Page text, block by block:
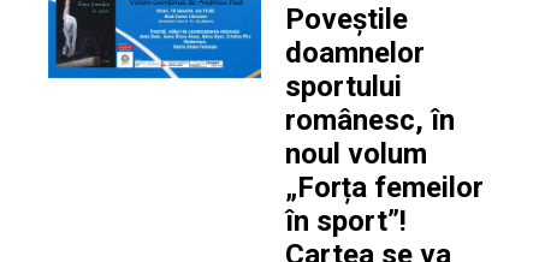
Poveștile
doamnelor
sportului
românesc, în
noul volum
„Forța femeilor
în sport”!
Cartea se va